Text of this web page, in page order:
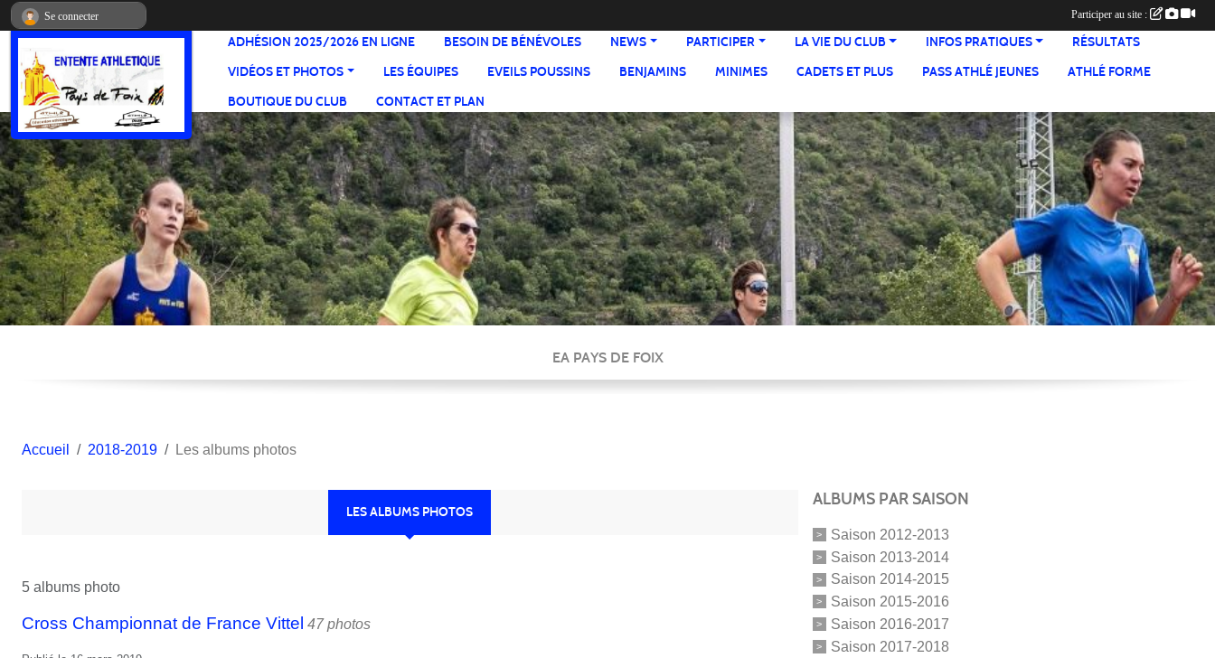
ADHÉSION 2025/2026 EN LIGNE BESOIN DE BÉNÉVOLES NEWS PARTICIPER LA VIE DU CLUB INFOS PRATIQUES
RÉSULTATS
VIDÉOS ET PHOTOS
LES ÉQUIPES EVEILS POUSSINS BENJAMINS MINIMES CADETS ET PLUS PASS ATHLÉ JEUNES
ATHLÉ FORME
BOUTIQUE DU CLUB
CONTACT ET PLAN
EA PAYS DE FOIX
Accueil 2018-2019 Les albums photos
LES ALBUMS PHOTOS
5 albums photo
Cross Championnat de France Vittel 47 photos
ALBUMS PAR SAISON
Saison 2012-2013
Saison 2013-2014
Saison 2014-2015
Saison 2015-2016
Saison 2016-2017
Saison 2017-2018
Se connecter Participer au site :
Panneau de gestion des cookies